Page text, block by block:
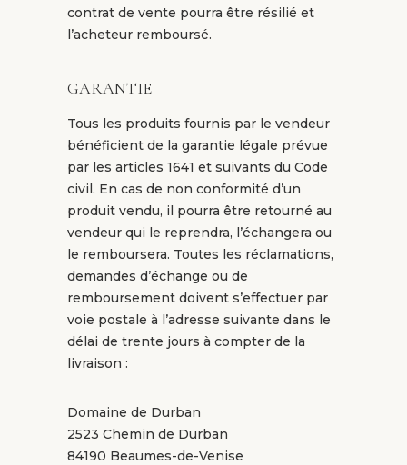
contrat de vente pourra être résilié et
l’acheteur remboursé.
GARANTIE
Tous les produits fournis par le vendeur
bénéficient de la garantie légale prévue
par les articles 1641 et suivants du Code
civil. En cas de non conformité d’un
produit vendu, il pourra être retourné au
vendeur qui le reprendra, l’échangera ou
le remboursera. Toutes les réclamations,
demandes d’échange ou de
remboursement doivent s’effectuer par
voie postale à l’adresse suivante dans le
délai de trente jours à compter de la
livraison :
Domaine de Durban
2523 Chemin de Durban
84190 Beaumes-de-Venise